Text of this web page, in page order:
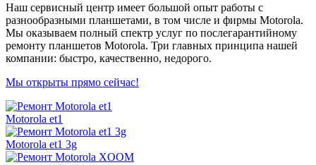
Наш сервисный центр имеет большой опыт работы с
разнообразными планшетами, в том числе и фирмы Motorola.
Мы оказываем полный спектр услуг по послегарантийному
ремонту планшетов Motorola. Три главных принципа нашей
компании: быстро, качественно, недорого.
Мы открыты прямо сейчас!
Motorola et1
Motorola et1 3g